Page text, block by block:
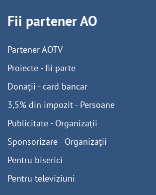
Fii partener AO
Partener AOTV
Proiecte - fii parte
Donații - card bancar
3,5% din impozit - Persoane
Publicitate - Organizații
Sponsorizare - Organizații
Pentru biserici
Pentru televiziuni